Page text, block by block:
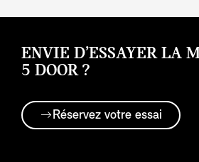
ENVIE D’ESSAYER LA
5 DOOR ?
Réservez votre essai